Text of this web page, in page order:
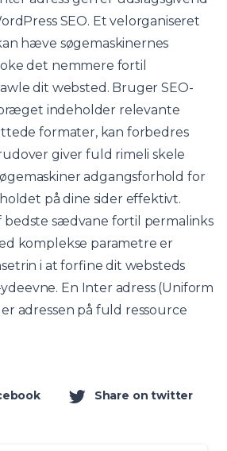
SEO. Et velorganiseret
hæve søgemaskinernes
det nemmere fortil
dit websted. Bruger SEO-
indeholder relevante
formater, kan forbedres
giver fuld rimeli skele
adgangsforhold for
på dine sider effektivt.
sædvane fortil permalinks
komplekse parametre er
i at forfine dit websteds
En Inter adress (Uniform
adressen på fuld ressource
Share on twitter